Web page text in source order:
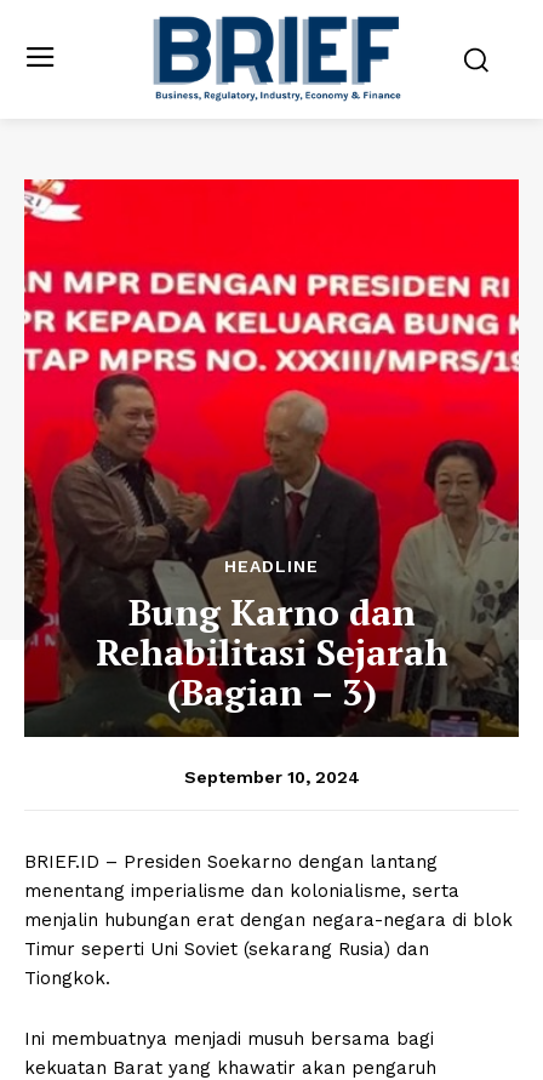
HEADLINE
Bung Karno dan
Rehabilitasi Sejarah
(Bagian – 3)
September 10, 2024
BRIEF.ID – Presiden Soekarno dengan lantang
menentang imperialisme dan kolonialisme, serta
menjalin hubungan erat dengan negara-negara di blok
Timur seperti Uni Soviet (sekarang Rusia) dan
Tiongkok.
Ini membuatnya menjadi musuh bersama bagi
kekuatan Barat yang khawatir akan pengaruh